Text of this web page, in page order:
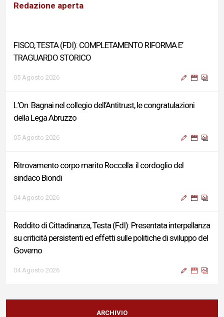
Redazione aperta
FISCO, TESTA (FDI): COMPLETAMENTO RIFORMA E’
TRAGUARDO STORICO
05 Agosto 2026
L’On. Bagnai nel collegio dell’Antitrust, le congratulazioni
della Lega Abruzzo
05 Agosto 2026
Ritrovamento corpo marito Roccella: il cordoglio del
sindaco Biondi
04 Agosto 2026
Reddito di Cittadinanza, Testa (FdI): Presentata interpellanza
su criticità persistenti ed effetti sulle politiche di sviluppo del
Governo
04 Agosto 2026
Sigismondi, Liris e Testa: “Profondo cordoglio e vicinanza al
Ministro Roccella e alla sua famiglia”
ARCHIVIO